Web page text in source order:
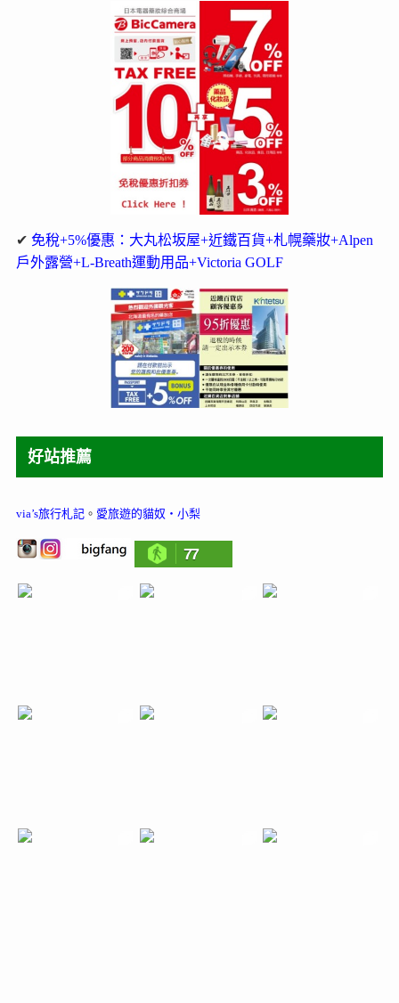
✔ 免稅+5%優惠：大丸松坂屋+近鐵百貨+札幌藥妝+Alpen
戶外露營+L-Breath運動用品+Victoria GOLF
好站推薦
via’s旅行札記。 愛旅遊的貓奴‧小梨
77